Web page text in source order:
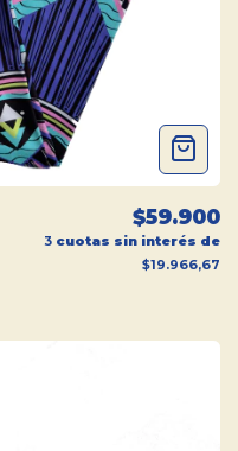
$59.900
3 cuotas sin interés de
$19.966,67